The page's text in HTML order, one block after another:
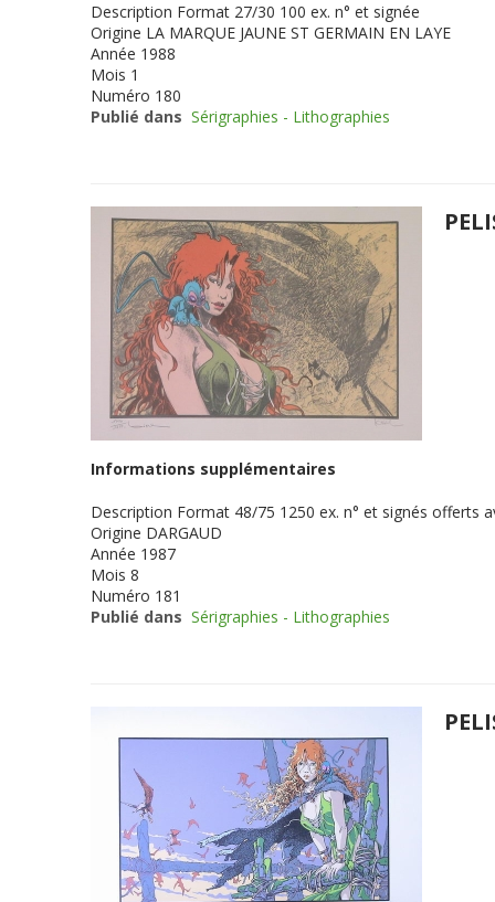
Description Format 27/30 100 ex. n° et signée
Origine LA MARQUE JAUNE ST GERMAIN EN LAYE
Année 1988
Mois 1
Numéro 180
Publié dans Sérigraphies - Lithographies
Informations supplémentaires
Description Format 48/75 1250 ex. n° et signés offerts
Origine DARGAUD
Année 1987
Mois 8
Numéro 181
Publié dans Sérigraphies - Lithographies